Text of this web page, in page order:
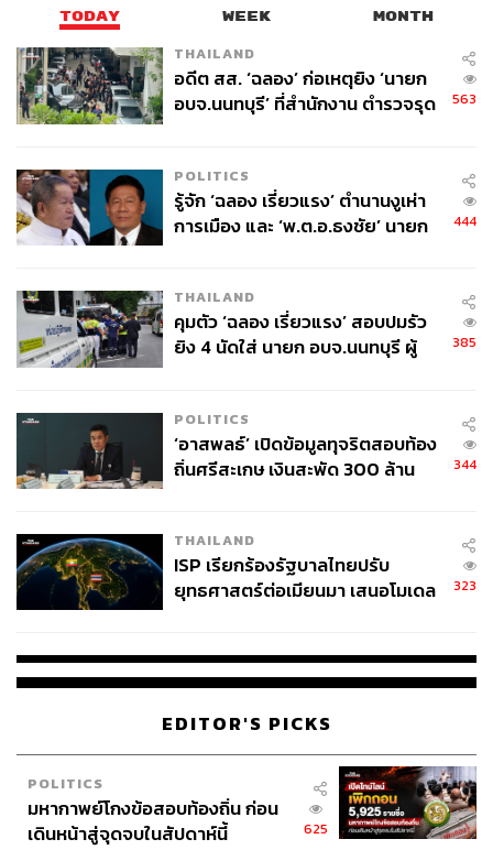
ABOUT THE AUTHOR
ประลองยุทธ ผงงอย
THE STANDARD WEALTH Feature Editor
TODAY WEEK MONTH
THAILAND
อดีต สส. ‘ฉลอง’ ก่อเหตุยิง ‘นายก
อบจ.นนทบุรี’ ที่สำนักงาน ตำรวจรุด
563
POLITICS
รู้จัก ‘ฉลอง เรี่ยวแรง’ ตำนานงูเห่า
การเมือง และ ‘พ.ต.อ.ธงชัย’ นายก
444
THAILAND
คุมตัว ‘ฉลอง เรี่ยวแรง’ สอบปมรัว
ยิง 4 นัดใส่ นายก อบจ.นนทบุรี ผู้
385
POLITICS
‘อาสพลธ์’ เปิดข้อมูลทุจริตสอบท้อง
ถิ่นศรีสะเกษ เงินสะพัด 300 ล้าน
344
THAILAND
ISP เรียกร้องรัฐบาลไทยปรับ
ยุทธศาสตร์ต่อเมียนมา เสนอโมเดล
323
EDITOR'S PICKS
POLITICS
มหากาพย์โกงข้อสอบท้องถิ่น ก่อน
เดินหน้าสู่จุดจบในสัปดาห์นี้
625